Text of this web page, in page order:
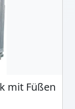
mit Füßen